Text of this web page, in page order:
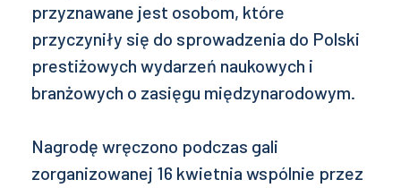
przyznawane jest osobom, które
przyczyniły się do sprowadzenia do Polski
prestiżowych wydarzeń naukowych i
branżowych o zasięgu międzynarodowym.
Nagrodę wręczono podczas gali
zorganizowanej 16 kwietnia wspólnie przez